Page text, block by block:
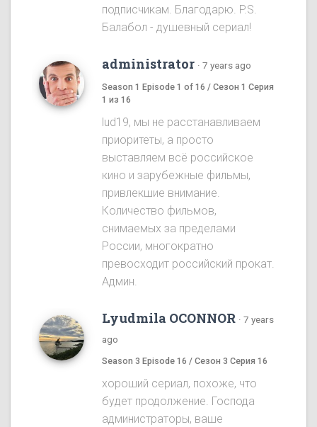
подписчикам. Благодарю. P.S.
Балабол - душевный сериал!
administrator · 7 years ago
Season 1 Episode 1 of 16 / Сезон 1 Серия
1 из 16
lud19, мы не расстанавливаем
приоритеты, а просто
выставляем всё российское
кино и зарубежные фильмы,
привлекшие внимание.
Количество фильмов,
снимаемых за пределами
России, многократно
превосходит российский прокат.
Админ.
Lyudmila OCONNOR · 7 years
ago
Season 3 Episode 16 / Сезон 3 Серия 16
хороший сериал, похоже, что
будет продолжение. Господа
администраторы, ваше